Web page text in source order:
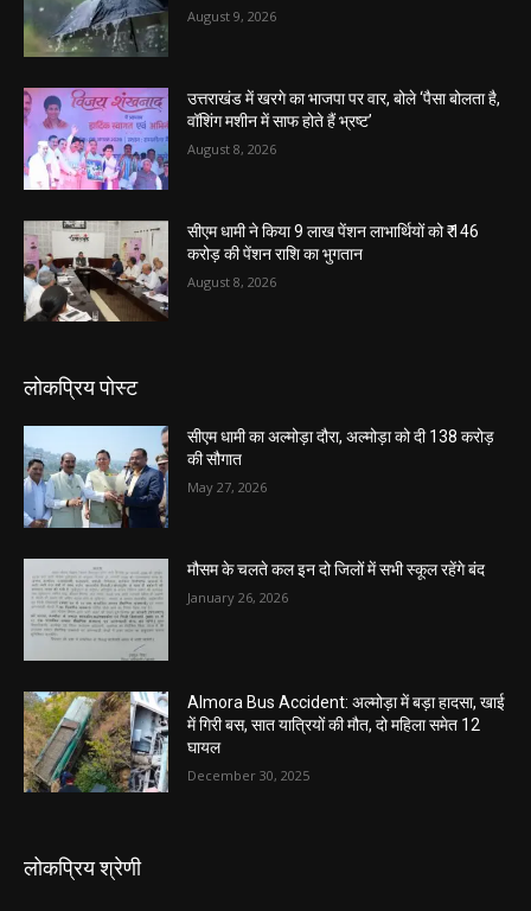
August 9, 2026
उत्तराखंड में खरगे का भाजपा पर वार, बोले ‘पैसा बोलता है,
वॉशिंग मशीन में साफ होते हैं भ्रष्ट’
August 8, 2026
सीएम धामी ने किया 9 लाख पेंशन लाभार्थियों को ₹ 146
करोड़ की पेंशन राशि का भुगतान
August 8, 2026
लोकप्रिय पोस्ट
सीएम धामी का अल्मोड़ा दौरा, अल्मोड़ा को दी 138 करोड़
की सौगात
May 27, 2026
मौसम के चलते कल इन दो जिलों में सभी स्कूल रहेंगे बंद
January 26, 2026
Almora Bus Accident: अल्मोड़ा में बड़ा हादसा, खाई
में गिरी बस, सात यात्रियों की मौत, दो महिला समेत 12
घायल
December 30, 2025
लोकप्रिय श्रेणी